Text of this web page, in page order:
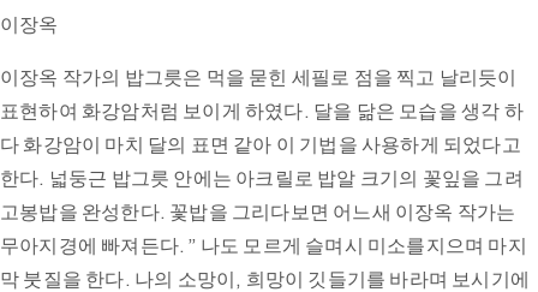
이장옥
이장옥 작가의 밥그릇은 먹을 묻힌 세필로 점을 찍고 날리듯이
표현하여 화강암처럼 보이게 하였다. 달을 닮은 모습을 생각 하
다 화강암이 마치 달의 표면 같아 이 기법을 사용하게 되었다고
한다. 넓둥근 밥그릇 안에는 아크릴로 밥알 크기의 꽃잎을 그려
고봉밥을 완성한다. 꽃밥을 그리다보면 어느새 이장옥 작가는
무아지경에 빠져든다. ” 나도 모르게 슬며시 미소를지으며 마지
막 붓질을 한다. 나의 소망이, 희망이 깃들기를 바라며 보시기에